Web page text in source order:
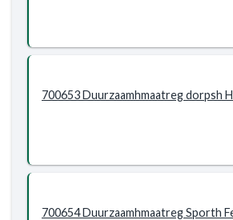
700653 Duurzaamhmaatreg dorpsh
700654 Duurzaamhmaatreg Sporth